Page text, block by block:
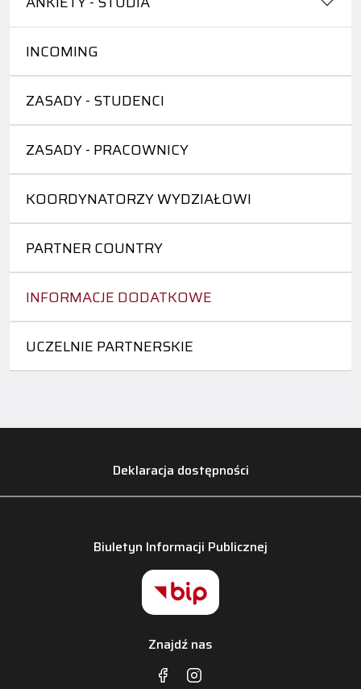
INCOMING
ZASADY - STUDENCI
ZASADY - PRACOWNICY
KOORDYNATORZY WYDZIAŁOWI
PARTNER COUNTRY
INFORMACJE DODATKOWE
UCZELNIE PARTNERSKIE
Deklaracja dostępności
Biuletyn Informacji Publicznej
Znajdź nas